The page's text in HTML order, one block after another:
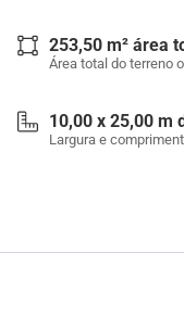
253,50 m² área
Área total do terreno
10,00 x 25,00 m
Largura e